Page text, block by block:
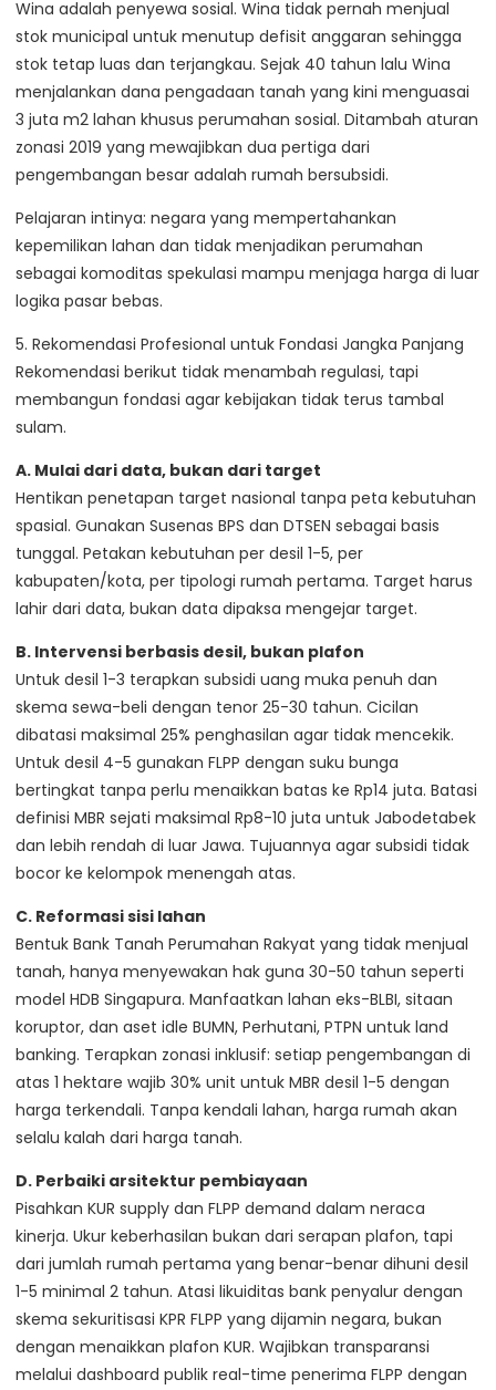
Wina adalah penyewa sosial. Wina tidak pernah menjual
stok municipal untuk menutup defisit anggaran sehingga
stok tetap luas dan terjangkau. Sejak 40 tahun lalu Wina
menjalankan dana pengadaan tanah yang kini menguasai
3 juta m2 lahan khusus perumahan sosial. Ditambah aturan
zonasi 2019 yang mewajibkan dua pertiga dari
pengembangan besar adalah rumah bersubsidi.
Pelajaran intinya: negara yang mempertahankan
kepemilikan lahan dan tidak menjadikan perumahan
sebagai komoditas spekulasi mampu menjaga harga di luar
logika pasar bebas.
5. Rekomendasi Profesional untuk Fondasi Jangka Panjang
Rekomendasi berikut tidak menambah regulasi, tapi
membangun fondasi agar kebijakan tidak terus tambal
sulam.
A. Mulai dari data, bukan dari target
Hentikan penetapan target nasional tanpa peta kebutuhan
spasial. Gunakan Susenas BPS dan DTSEN sebagai basis
tunggal. Petakan kebutuhan per desil 1-5, per
kabupaten/kota, per tipologi rumah pertama. Target harus
lahir dari data, bukan data dipaksa mengejar target.
B. Intervensi berbasis desil, bukan plafon
Untuk desil 1-3 terapkan subsidi uang muka penuh dan
skema sewa-beli dengan tenor 25-30 tahun. Cicilan
dibatasi maksimal 25% penghasilan agar tidak mencekik.
Untuk desil 4-5 gunakan FLPP dengan suku bunga
bertingkat tanpa perlu menaikkan batas ke Rp14 juta. Batasi
definisi MBR sejati maksimal Rp8-10 juta untuk Jabodetabek
dan lebih rendah di luar Jawa. Tujuannya agar subsidi tidak
bocor ke kelompok menengah atas.
C. Reformasi sisi lahan
Bentuk Bank Tanah Perumahan Rakyat yang tidak menjual
tanah, hanya menyewakan hak guna 30-50 tahun seperti
model HDB Singapura. Manfaatkan lahan eks-BLBI, sitaan
koruptor, dan aset idle BUMN, Perhutani, PTPN untuk land
banking. Terapkan zonasi inklusif: setiap pengembangan di
atas 1 hektare wajib 30% unit untuk MBR desil 1-5 dengan
harga terkendali. Tanpa kendali lahan, harga rumah akan
selalu kalah dari harga tanah.
D. Perbaiki arsitektur pembiayaan
Pisahkan KUR supply dan FLPP demand dalam neraca
kinerja. Ukur keberhasilan bukan dari serapan plafon, tapi
dari jumlah rumah pertama yang benar-benar dihuni desil
1-5 minimal 2 tahun. Atasi likuiditas bank penyalur dengan
skema sekuritisasi KPR FLPP yang dijamin negara, bukan
dengan menaikkan plafon KUR. Wajibkan transparansi
melalui dashboard publik real-time penerima FLPP dengan